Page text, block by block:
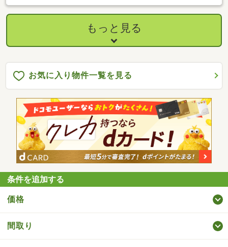
もっと見る
お気に入り物件一覧を見る
条件を追加する
価格
間取り